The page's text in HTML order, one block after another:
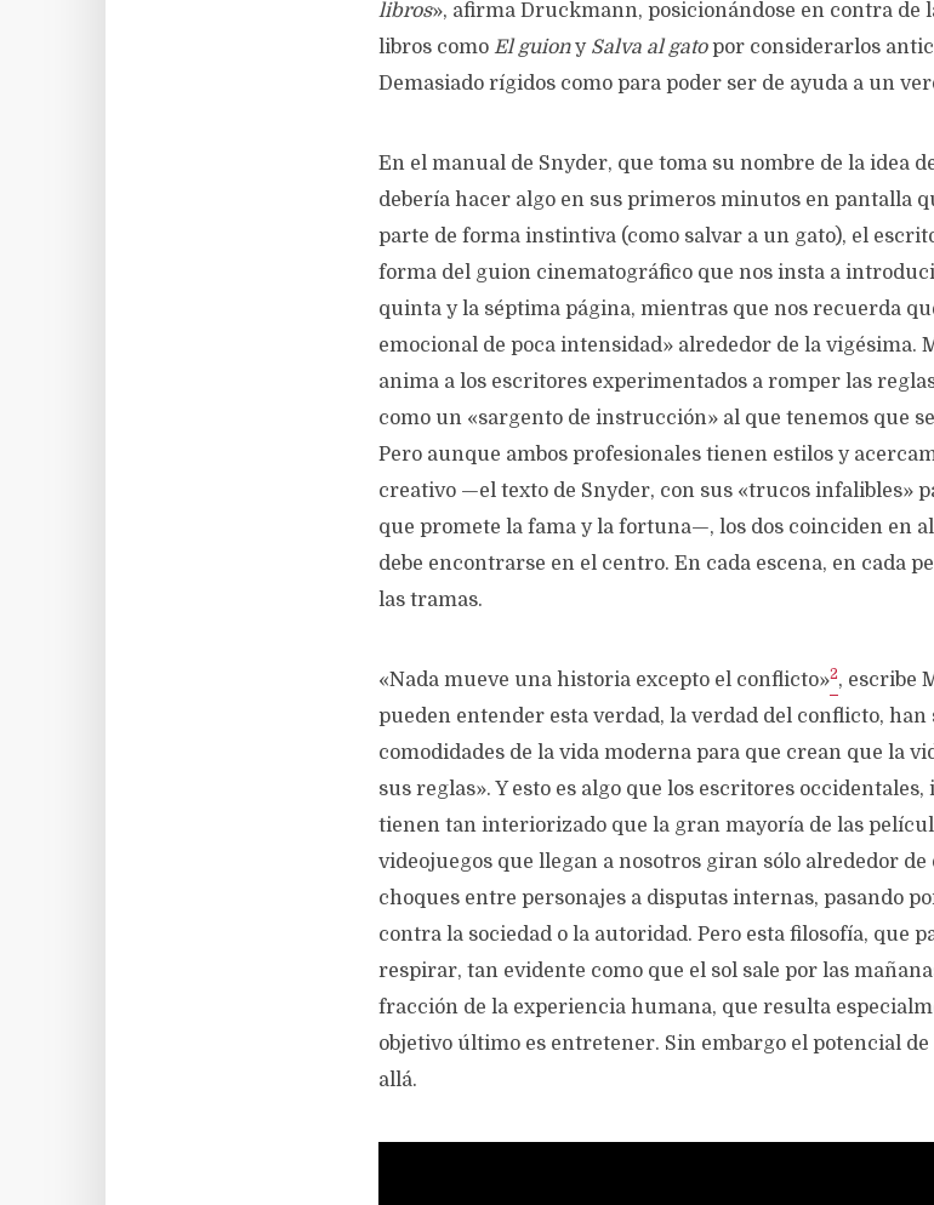
libros», afirma Druckmann, posicionándose en contra de
libros como El guiony Salva al gatopor considerarlos
Demasiado rígidos como para poder ser de ayuda a un
En el manual de Snyder, que toma su nombre de la idea
debería hacer algo en sus primeros minutos en pantalla
parte de forma instintiva (como salvar a un gato), el
forma del guion cinematográfico que nos insta a
quinta y la séptima página, mientras que nos recuerda
emocional de poca intensidad» alrededor de la vigésima.
anima a los escritores experimentados a romper las
como un «sargento de instrucción» al que tenemos que
Pero aunque ambos profesionales tienen estilos y
creativo —el texto de Snyder, con sus «trucos infalibles»
que promete la fama y la fortuna—, los dos coinciden en
debe encontrarse en el centro. En cada escena, en cada
las tramas.
«Nada mueve una historia excepto el conflicto»2, escribe
pueden entender esta verdad, la verdad del conflicto, han
comodidades de la vida moderna para que crean que la
sus reglas». Y esto es algo que los escritores
tienen tan interiorizado que la gran mayoría de las
videojuegos que llegan a nosotros giran sólo alrededor
choques entre personajes a disputas internas, pasando
contra la sociedad o la autoridad. Pero esta filosofía, que
respirar, tan evidente como que el sol sale por las
fracción de la experiencia humana, que resulta
objetivo último es entretener. Sin embargo el potencial
allá.